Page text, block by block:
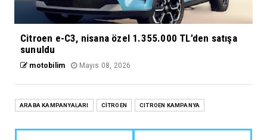
Citroen e-C3, nisana özel 1.355.000 TL’den satışa
sunuldu
motobilim Mayıs 08, 2026
ARABA KAMPANYALARI CİTROEN CITROEN KAMPANYA